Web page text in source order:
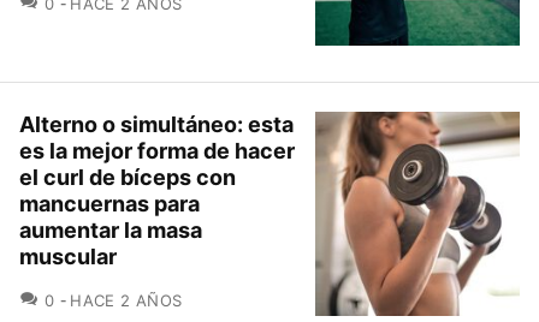
Alterno o simultáneo: esta
es la mejor forma de hacer
el curl de bíceps con
mancuernas para
aumentar la masa
muscular
0 COMENTARIOS
HACE 2 AÑOS